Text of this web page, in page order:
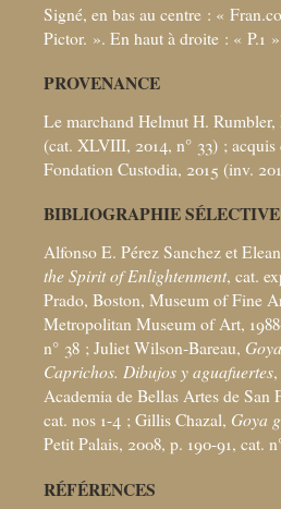
Signé, en bas au centre : «
Pictor. ». En haut à droite : « P.1 »
PROVENANCE
Le marchand Helmut H.
(cat. XLVIII, 2014, n° 33) ; acquis
Fondation Custodia, 2015 (inv.
BIBLIOGRAPHIE SÉLECTIVE
Alfonso E. Pérez Sanchez et
the Spirit of Enlightenment, cat.
Prado, Boston, Museum of Fine
Metropolitan Museum of Art,
n° 38 ; Juliet Wilson-Bareau,
Caprichos. Dibujos y aguafuertes
Academia de Bellas Artes de San
cat. nos 1-4 ; Gillis Chazal, Goya
Petit Palais, 2008, p. 190-91, cat.
RÉFÉRENCES